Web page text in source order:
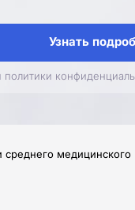
Узнать
медицинского